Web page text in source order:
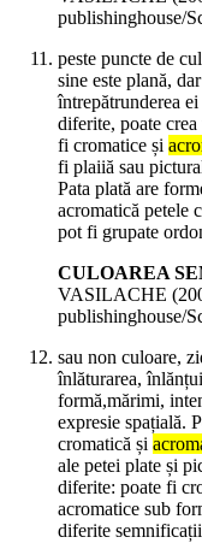
publishinghouse/
peste puncte de
sine este plană,
întrepătrunderea
diferite, poate
fi cromatice și
fi plaiiă sau
Pata plată are
acromatică petele
pot fi grupate
CULOAREA
VASILACHE (
publishinghouse/
sau non culoare,
înlăturarea,
formă,mărimi,
expresie spațială.
cromatică și
ale petei plate și
diferite: poate fi
acromatice sub
diferite